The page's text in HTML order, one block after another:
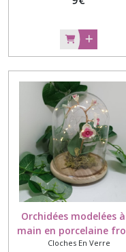
Orchidées modelées
main en porcelaine
sous cloche en verre
Cloches En Verre